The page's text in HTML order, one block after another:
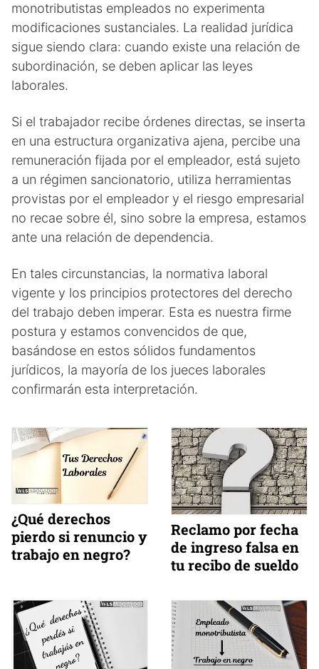
monotributistas empleados no experimenta
modificaciones sustanciales. La realidad jurídica
sigue siendo clara: cuando existe una relación de
subordinación, se deben aplicar las leyes
laborales.
Si el trabajador recibe órdenes directas, se inserta
en una estructura organizativa ajena, percibe una
remuneración fijada por el empleador, está sujeto
a un régimen sancionatorio, utiliza herramientas
provistas por el empleador y el riesgo empresarial
no recae sobre él, sino sobre la empresa, estamos
ante una relación de dependencia.
En tales circunstancias, la normativa laboral
vigente y los principios protectores del derecho
del trabajo deben imperar. Esta es nuestra firme
postura y estamos convencidos de que,
basándose en estos sólidos fundamentos
jurídicos, la mayoría de los jueces laborales
confirmarán esta interpretación.
¿Qué derechos
pierdo si renuncio y
trabajo en negro?
Reclamo por fecha
de ingreso falsa en
tu recibo de sueldo